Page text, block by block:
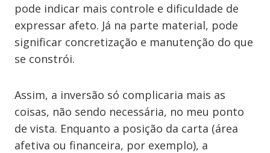
pode indicar mais controle e dificuldade de
expressar afeto. Já na parte material, pode
significar concretização e manutenção do que
se constrói.
Assim, a inversão só complicaria mais as
coisas, não sendo necessária, no meu ponto
de vista. Enquanto a posição da carta (área
afetiva ou financeira, por exemplo), a